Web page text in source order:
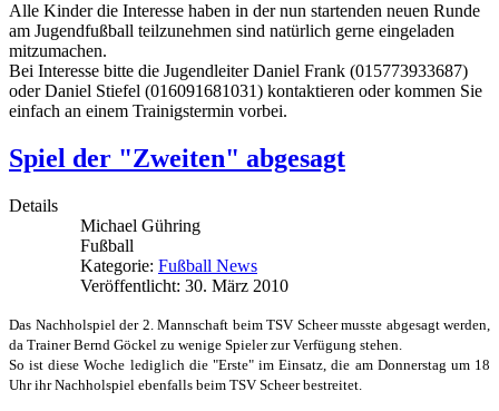
Alle Kinder die Interesse haben in der nun startenden neuen Runde
am Jugendfußball teilzunehmen sind natürlich gerne eingeladen
mitzumachen.
Bei Interesse bitte die Jugendleiter Daniel Frank (015773933687)
oder Daniel Stiefel (016091681031) kontaktieren oder kommen Sie
einfach an einem Trainigstermin vorbei.
Spiel der "Zweiten" abgesagt
Details
Michael Gühring
Fußball
Kategorie: Fußball News
Veröffentlicht: 30. März 2010
Das Nachholspiel der 2. Mannschaft beim TSV Scheer musste abgesagt werden,
da Trainer Bernd Göckel zu wenige Spieler zur Verfügung stehen.
So ist diese Woche lediglich die "Erste" im Einsatz, die am Donnerstag um 18
Uhr ihr Nachholspiel ebenfalls beim TSV Scheer bestreitet.